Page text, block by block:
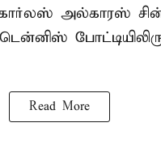
அல்காரஸ்
Read More